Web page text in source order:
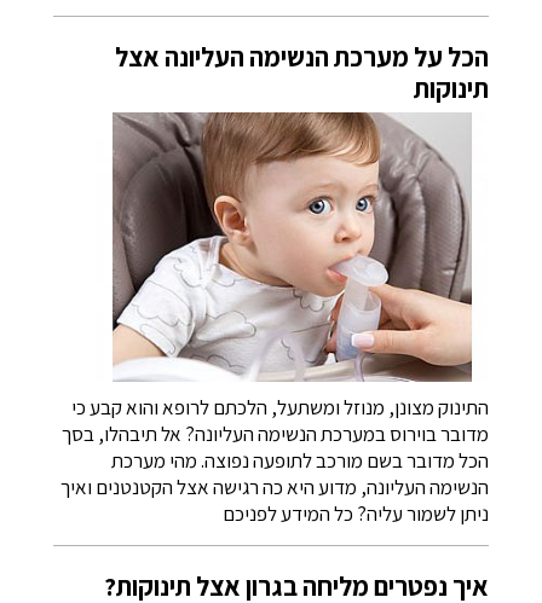
הכל על מערכת הנשימה העליונה אצל
תינוקות
התינוק מצונן, מנוזל ומשתעל, הלכתם לרופא והוא קבע כי
מדובר בוירוס במערכת הנשימה העליונה? אל תיבהלו, בסך
הכל מדובר בשם מורכב לתופעה נפוצה. מהי מערכת
הנשימה העליונה, מדוע היא כה רגישה אצל הקטנטנים ואיך
ניתן לשמור עליה? כל המידע לפניכם
איך נפטרים מליחה בגרון אצל תינוקות?